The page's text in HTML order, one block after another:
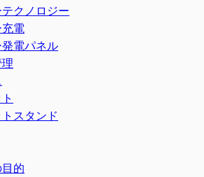
クノロジー
電
電パネル
スタンド
的